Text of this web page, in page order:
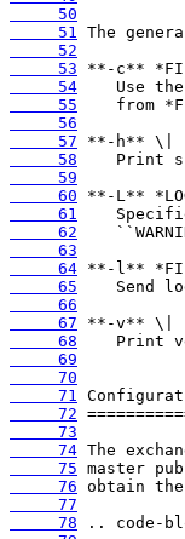
     50
     51
     52
     53
     54
     55
     56
     57
     58
     59
     60
     61
     62
     63
     64
     65
     66
     67
     68
     69
     70
     71
     72
     73
     74
     75
     76
     77
     78